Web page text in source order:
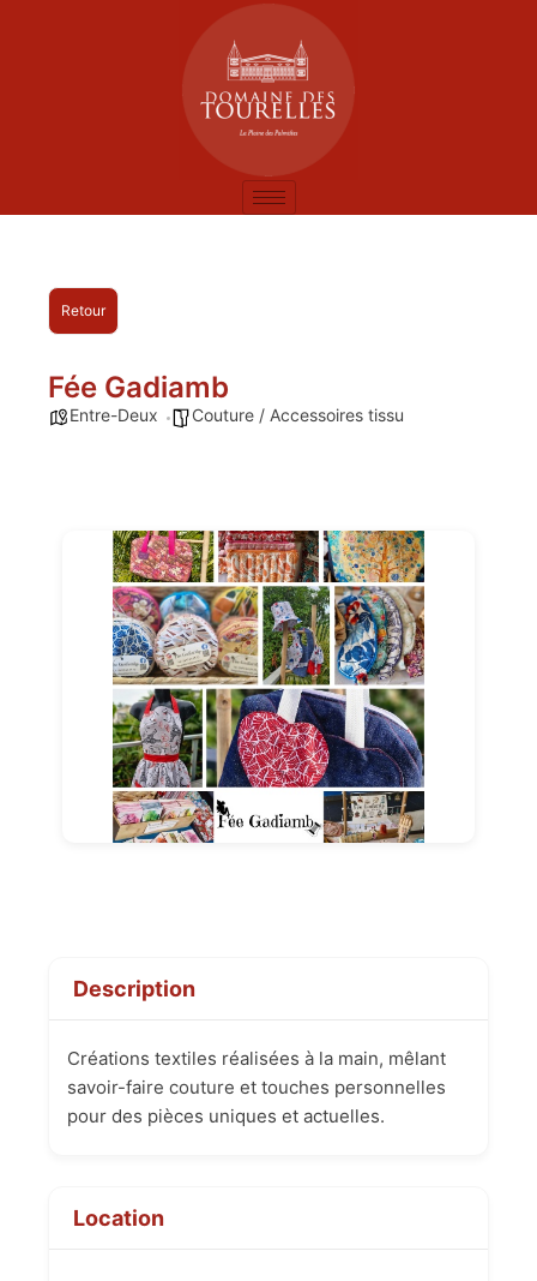
Retour
Fée Gadiamb
Entre-Deux Couture / Accessoires tissu
Description
Créations textiles réalisées à la main, mêlant
savoir-faire couture et touches personnelles
pour des pièces uniques et actuelles.
Location